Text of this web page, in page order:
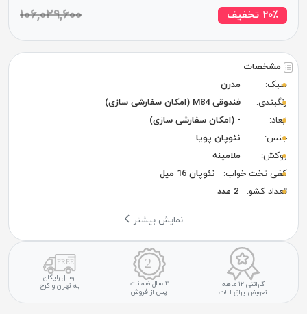
مشخصات
سبک:
مدرن
رنگبندی:
فندوقی M84 (امکان سفارشی سازی)
ابعاد:
- (امکان سفارشی سازی)
جنس:
نئوپان پویا
روکش:
ملامینه
کفی تخت خواب:
نئوپان 16 میل
تعداد کشو:
2 عدد
نمایش بیشتر
گارانتی ۱۲ ماهه
تعویض یراق آلات
۲ سال ضمانت
پس از فروش
ارسال رایگان
به تهران و کرج
۲۰٪ تخفیف ۱۰۶,۰۲۹,۶۰۰